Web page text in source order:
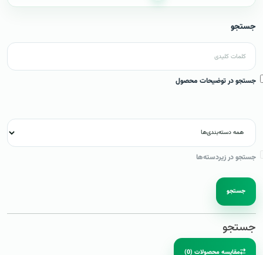
جستجو
جستجو در توضیحات محصول
جستجو در زیردسته‌ها
جستجو
جستجو
مقایسه محصولات (0)